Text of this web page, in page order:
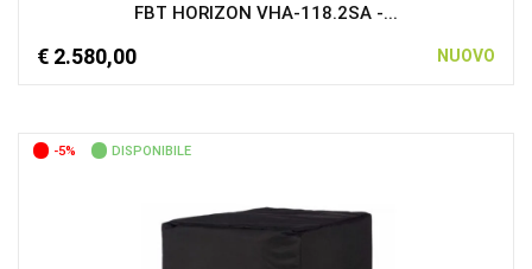
FBT HORIZON VHA-118.2SA -...
€ 2.580,00 NUOVO
-5% DISPONIBILE